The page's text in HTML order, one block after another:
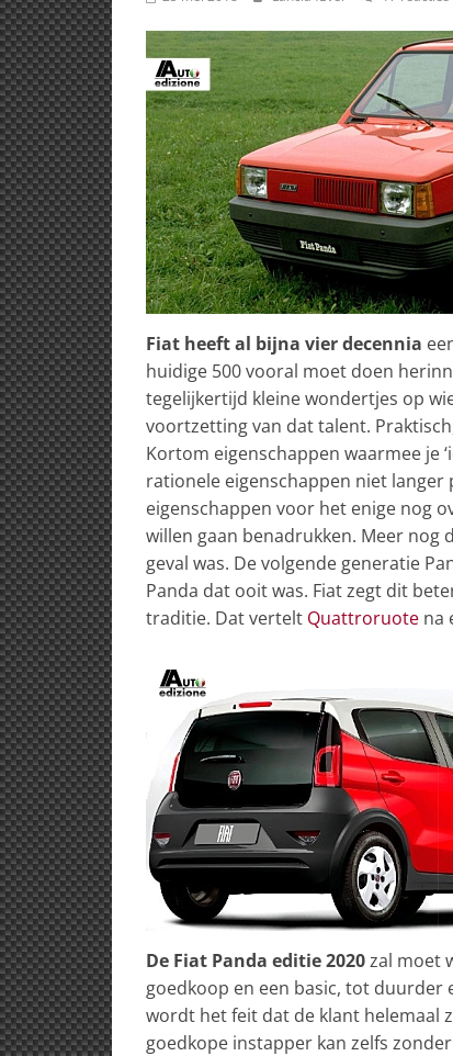
Fiat heeft al bijna vier decennia
huidige 500 vooral moet doen
tegelijkertijd kleine wondertjes op
voortzetting van dat talent.
Kortom eigenschappen waarmee je
rationele eigenschappen niet
eigenschappen voor het enige nog
willen gaan benadrukken. Meer nog
geval was. De volgende generatie
Panda dat ooit was. Fiat zegt dit
traditie. Dat vertelt Quattroruote na
De Fiat Panda editie 2020zal moet
goedkoop en een basic, tot duurder
wordt het feit dat de klant helemaal
goedkope instapper kan zelfs